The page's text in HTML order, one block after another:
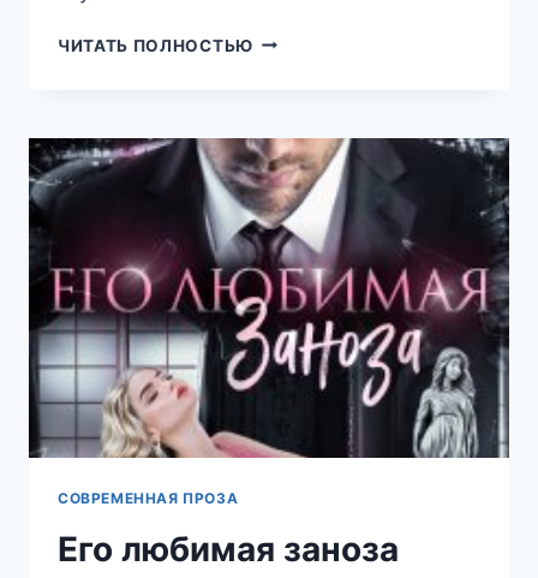
ЧИТАТЬ ПОЛНОСТЬЮ МАМА
(НАТАЛИЯ
ЛАДЫГИНА)
СОВРЕМЕННАЯ ПРОЗА
Его любимая заноза